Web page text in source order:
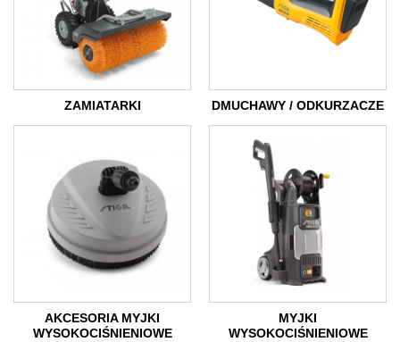
ZAMIATARKI DMUCHAWY / ODKURZACZE
AKCESORIA MYJKI
WYSOKOCIŚNIENIOWE
MYJKI
WYSOKOCIŚNIENIOWE